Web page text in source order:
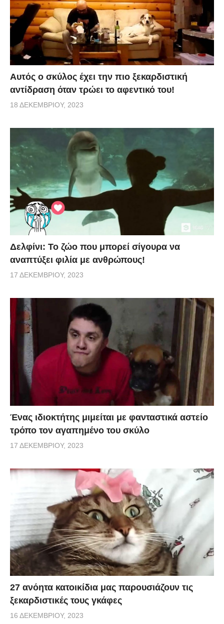
Αυτός ο σκύλος έχει την πιο ξεκαρδιστική
αντίδραση όταν τρώει το αφεντικό του!
18 ΔΕΚΕΜΒΡΊΟΥ, 2023
Δελφίνι: Το ζώο που μπορεί σίγουρα να
αναπτύξει φιλία με ανθρώπους!
17 ΔΕΚΕΜΒΡΊΟΥ, 2023
Ένας ιδιοκτήτης μιμείται με φανταστικά αστείο
τρόπο τον αγαπημένο του σκύλο
17 ΔΕΚΕΜΒΡΊΟΥ, 2023
27 ανόητα κατοικίδια μας παρουσιάζουν τις
ξεκαρδιστικές τους γκάφες
16 ΔΕΚΕΜΒΡΊΟΥ, 2023